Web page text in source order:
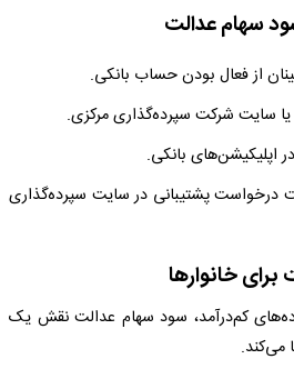
سهام عدالت
از فعال بودن حساب بانکی.
یا سایت شرکت سپرده‌گذاری مرکزی.
اپلیکیشن‌های بانکی.
درخواست پشتیبانی در سایت سپرده‌گذاری
خانوارها
کم‌درآمد، سود سهام عدالت نقش یک
می‌کند.